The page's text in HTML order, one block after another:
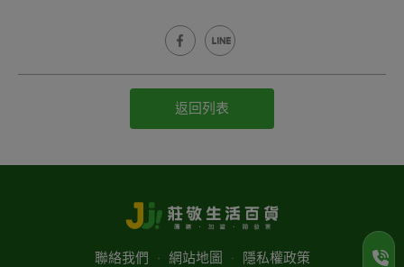
返回列表
聯絡我們 ‧ 網站地圖 ‧ 隱私權政策